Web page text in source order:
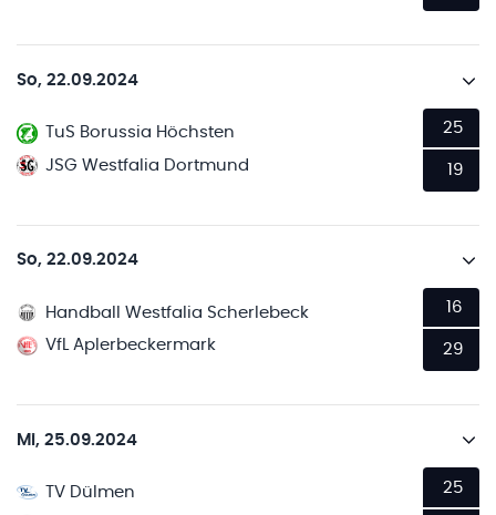
So, 22.09.2024
TuS Borussia Höchsten
JSG Westfalia Dortmund
25
19
So, 22.09.2024
Handball Westfalia Scherlebeck
VfL Aplerbeckermark
16
29
Mi, 25.09.2024
TV Dülmen
25